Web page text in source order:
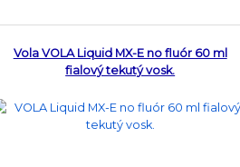
Vola VOLA Liquid MX-E no fluór 60 ml
fialový tekutý vosk.